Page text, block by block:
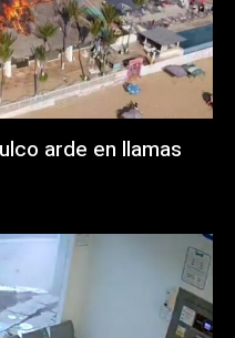
arde en llamas